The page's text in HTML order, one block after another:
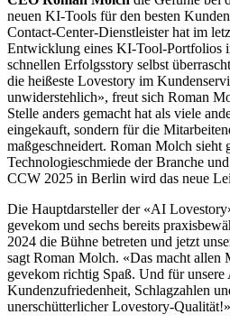
neuen KI-Tools für den besten
Contact-Center-Dienstleister hat im
Entwicklung eines KI-Tool-Portfolios
schnellen Erfolgsstory selbst
die heißeste Lovestory im
unwiderstehlich», freut sich Roman
Stelle anders gemacht hat als viele
eingekauft, sondern für die
maßgeschneidert. Roman Molch sieht
Technologieschmiede der Branche
CCW 2025 in Berlin wird das neue
Die Hauptdarsteller der «AI
gevekom und sechs bereits
2024 die Bühne betreten und jetzt
sagt Roman Molch. «Das macht allen
gevekom richtig Spaß. Und für unsere
Kundenzufriedenheit, Schlagzahlen
unerschütterlicher Lovestory-Qualität!»